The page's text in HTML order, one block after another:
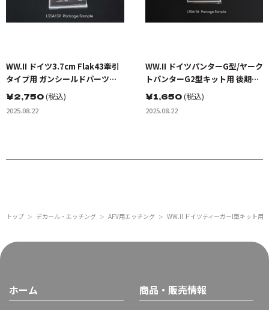
WW.II ドイツ3.7cm Flak43牽引
タイプ用 ガンシールドパーツセ
ット(ドラゴン用)
￥2,750(税込)
2025.08.22
WW.II ドイツパンターG型/ヤーク
トパンターG2型キット用 後期型
リヤ収納ケースセット(ドラゴン
用)
￥1,650(税込)
2025.08.22
トップ ＞ デカール・エッチング ＞ AFV用エッチング ＞ WW.II ドイツティーガーI型キット用
ホーム 商品・販売情報